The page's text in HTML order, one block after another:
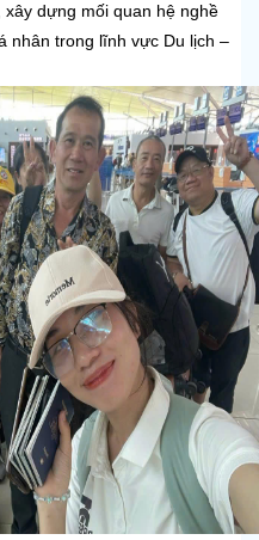
dựng mối quan hệ nghề
nhân trong lĩnh vực Du lịch –